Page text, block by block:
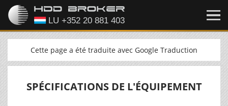
Cette page a été traduite avec Google Traduction
SPÉCIFICATIONS DE L'ÉQUIPEMENT